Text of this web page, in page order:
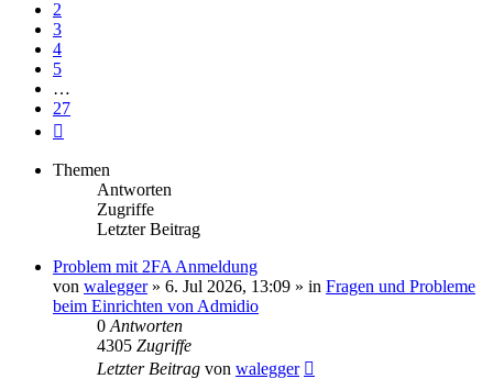
2
3
4
5
…
27
Themen
Antworten
Zugriffe
Letzter Beitrag
Problem mit 2FA Anmeldung
von walegger» 6. Jul 2026, 13:09 » in Fragen und Probleme
beim Einrichten von Admidio
0 Antworten
4305 Zugriffe
Letzter Beitrag von walegger